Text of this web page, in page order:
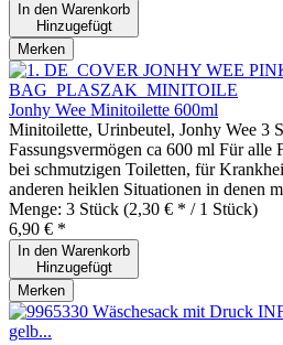
In den Warenkorb
Hinzugefügt
Merken
Jonhy Wee Minitoilette 600ml
Minitoilette, Urinbeutel, Jonhy Wee 3
Fassungsvermögen ca 600 ml Für alle
bei schmutzigen Toiletten, für
anderen heiklen Situationen in denen
Menge: 3 Stück (2,30 € * / 1 Stück)
6,90 € *
In den Warenkorb
Hinzugefügt
Merken
Wäschesack mit Druck
gelb...